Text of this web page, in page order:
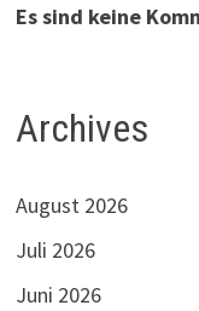
Es sind keine
Archives
August 2026
Juli 2026
Juni 2026